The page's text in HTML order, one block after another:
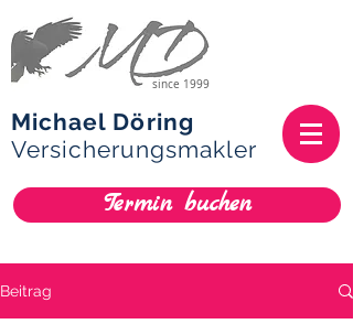
since 1999
Michael Döring
Versicherungsmakler
Termin buchen
Beitrag